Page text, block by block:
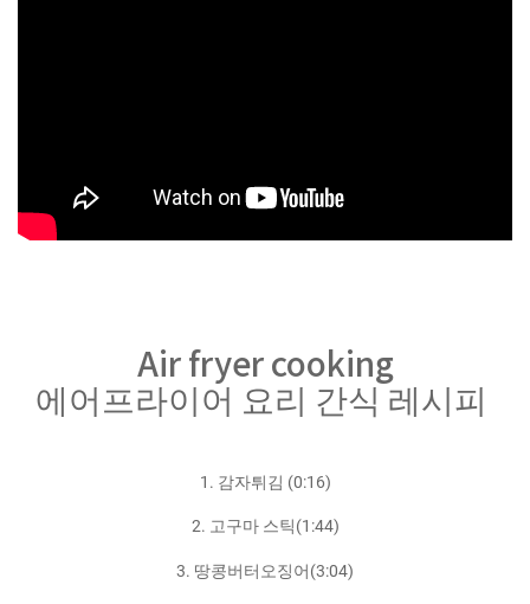
Air fryer cooking
에어프라이어 요리 간식 레시피
1. 감자튀김 (0:16)
2. 고구마 스틱(1:44)
3. 땅콩버터오징어(3:04)